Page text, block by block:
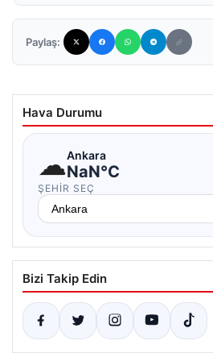
Paylaş:
Hava Durumu
☁Ankara
NaN°C
ŞEHIR SEÇ
Bizi Takip Edin